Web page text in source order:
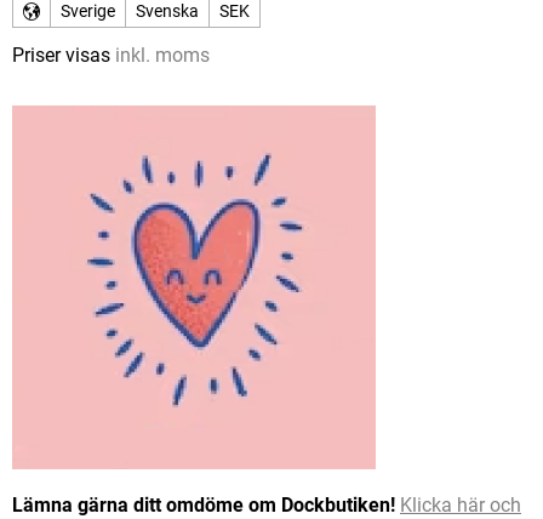
Sverige Svenska SEK
Priser visas inkl. moms
Lämna gärna ditt omdöme om Dockbutiken! Klicka här och